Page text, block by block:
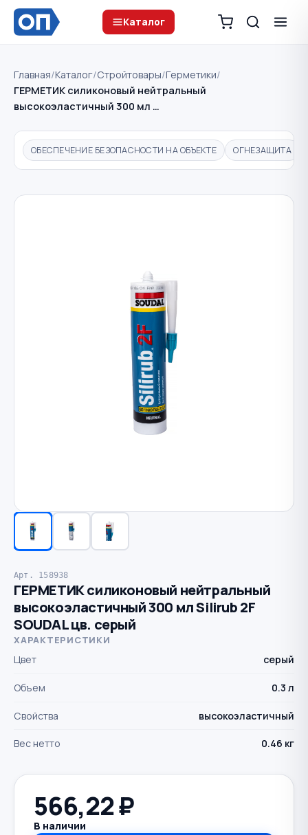
Каталог
Главная/Каталог/Стройтовары/Герметики/
ГЕРМЕТИК силиконовый нейтральный
высокоэластичный 300 мл …
ОБЕСПЕЧЕНИЕ БЕЗОПАСНОСТИ НА ОБЪЕКТЕ ОГНЕЗАЩИТА
Арт. 158938
ГЕРМЕТИК силиконовый нейтральный
высокоэластичный 300 мл Silirub 2F
SOUDAL цв. серый
ХАРАКТЕРИСТИКИ
Цвет серый
Объем 0.3 л
Свойства высокоэластичный
Вес нетто 0.46 кг
566,22₽
В наличии